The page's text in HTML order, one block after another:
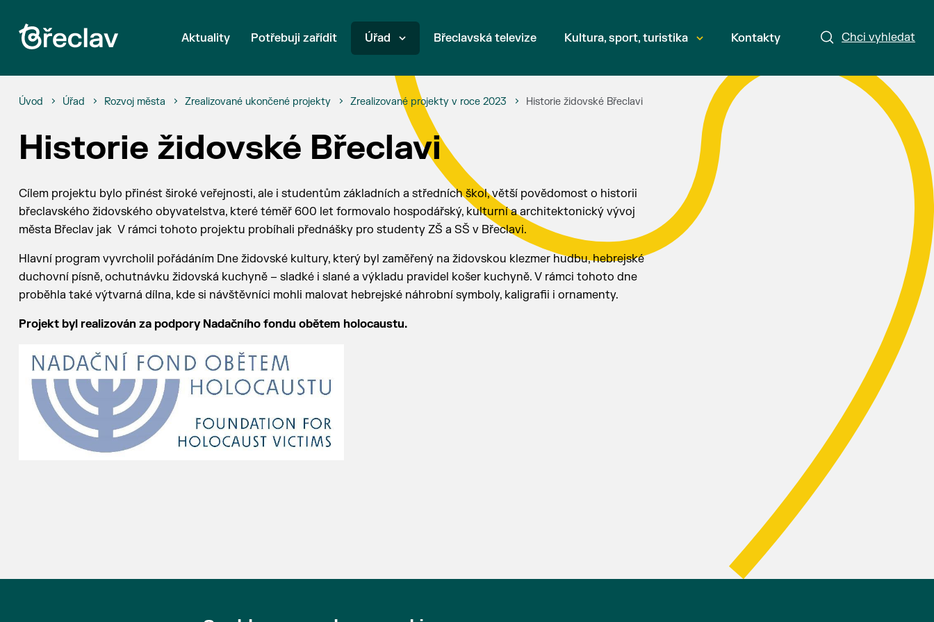
Chci vyhledat
Aktuality Potřebuji zařídit Úřad Břeclavská televize Kultura, sport, turistika Kontakty
Úvod Úřad Rozvoj města Zrealizované ukončené projekty Zrealizované projekty v roce 2023 Historie židovské Břeclavi
Historie židovské Břeclavi
Cílem projektu bylo přinést široké veřejnosti, ale i studentům základních a středních škol, větší povědomost o historii
břeclavského židovského obyvatelstva, které téměř 600 let formovalo hospodářský, kulturní a architektonický vývoj
města Břeclav jak V rámci tohoto projektu probíhali přednášky pro studenty ZŠ a SŠ v Břeclavi.
Hlavní program vyvrcholil pořádáním Dne židovské kultury, který byl zaměřený na židovskou klezmer hudbu, hebrejské
duchovní písně, ochutnávku židovská kuchyně – sladké i slané a výkladu pravidel košer kuchyně. V rámci tohoto dne
proběhla také výtvarná dílna, kde si návštěvníci mohli malovat hebrejské náhrobní symboly, kaligrafii i ornamenty.
Projekt byl realizován za podpory Nadačního fondu obětem holocaustu.